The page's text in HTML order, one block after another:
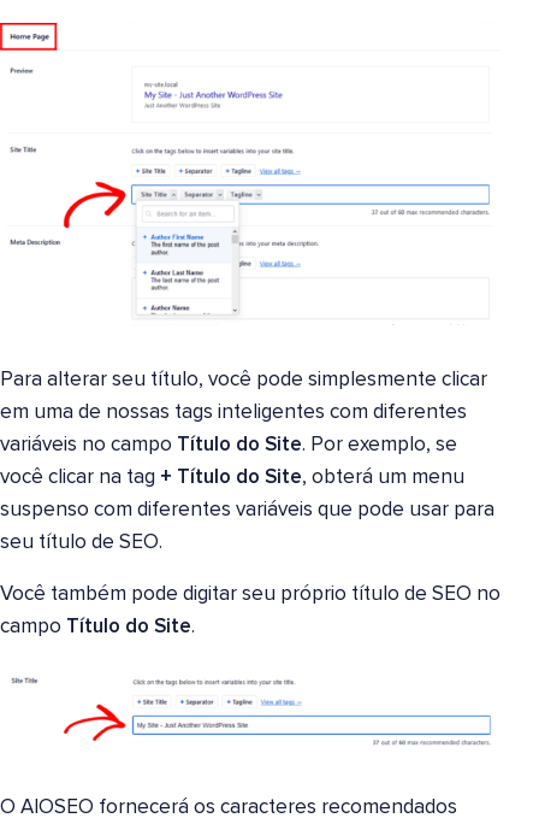
Para alterar seu título, você pode simplesmente clicar
em uma de nossas tags inteligentes com diferentes
variáveis no campo Título do Site. Por exemplo, se
você clicar na tag + Título do Site, obterá um menu
suspenso com diferentes variáveis que pode usar para
seu título de SEO.
Você também pode digitar seu próprio título de SEO no
campo Título do Site.
O AIOSEO fornecerá os caracteres recomendados